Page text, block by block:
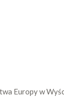
Europy w